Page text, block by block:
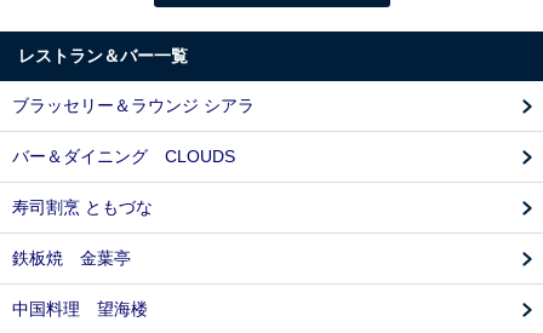
レストラン＆バー一覧
ブラッセリー＆ラウンジ シアラ
バー＆ダイニング CLOUDS
寿司割烹 ともづな
鉄板焼 金葉亭
中国料理 望海楼